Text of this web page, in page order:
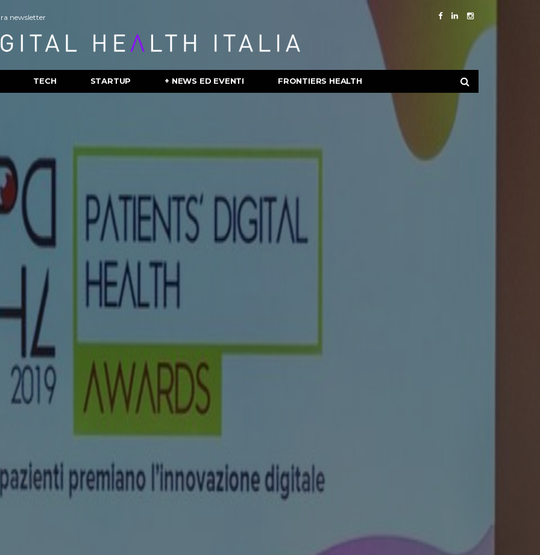
newsletter
TECH STARTUP + NEWS ED EVENTI FRONTIERS HEALTH